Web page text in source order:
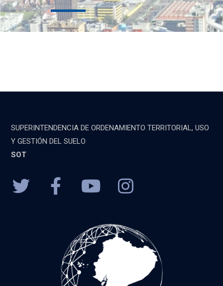
SUPERINTENDENCIA DE ORDENAMIENTO TERRITORIAL, USO
Y GESTIÓN DEL SUELO
SOT